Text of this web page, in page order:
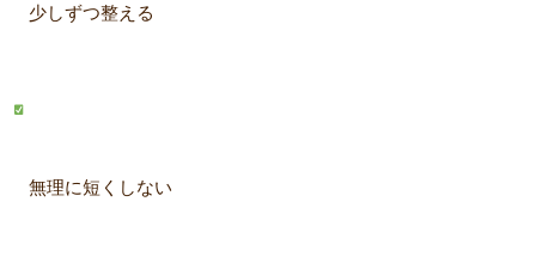
少しずつ整える
無理に短くしない